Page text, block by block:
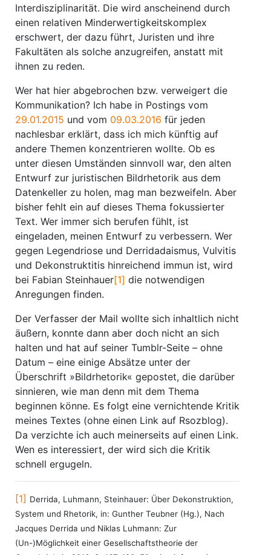
Interdisziplinarität. Die wird anscheinend durch
einen relativen Minderwertigkeitskomplex
erschwert, der dazu führt, Juristen und ihre
Fakultäten als solche anzugreifen, anstatt mit
ihnen zu reden.
Wer hat hier abgebrochen bzw. verweigert die
Kommunikation? Ich habe in Postings vom
29.01.2015 und vom 09.03.2016 für jeden
nachlesbar erklärt, dass ich mich künftig auf
andere Themen konzentrieren wollte. Ob es
unter diesen Umständen sinnvoll war, den alten
Entwurf zur juristischen Bildrhetorik aus dem
Datenkeller zu holen, mag man bezweifeln. Aber
bisher fehlt ein auf dieses Thema fokussierter
Text. Wer immer sich berufen fühlt, ist
eingeladen, meinen Entwurf zu verbessern. Wer
gegen Legendriose und Derridadaismus, Vulvitis
und Dekonstruktitis hinreichend immun ist, wird
bei Fabian Steinhauer[1] die notwendigen
Anregungen finden.
Der Verfasser der Mail wollte sich inhaltlich nicht
äußern, konnte dann aber doch nicht an sich
halten und hat auf seiner Tumblr-Seite – ohne
Datum – eine einige Absätze unter der
Überschrift »Bildrhetorik« gepostet, die darüber
sinnieren, wie man denn mit dem Thema
beginnen könne. Es folgt eine vernichtende Kritik
meines Textes (ohne einen Link auf Rsozblog).
Da verzichte ich auch meinerseits auf einen Link.
Wen es interessiert, der wird sich die Kritik
schnell ergugeln.
[1] Derrida, Luhmann, Steinhauer: Über Dekonstruktion,
System und Rhetorik, in: Gunther Teubner (Hg.), Nach
Jacques Derrida und Niklas Luhmann: Zur
(Un-)Möglichkeit einer Gesellschaftstheorie der